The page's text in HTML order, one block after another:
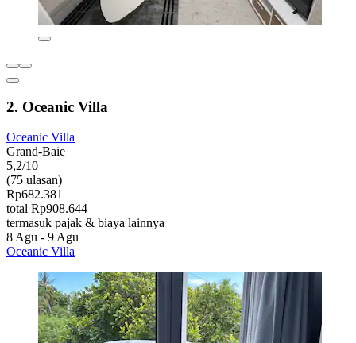
2. Oceanic Villa
Oceanic Villa
Grand-Baie
5,2/10
(75 ulasan)
Rp682.381
total Rp908.644
termasuk pajak & biaya lainnya
8 Agu - 9 Agu
Oceanic Villa